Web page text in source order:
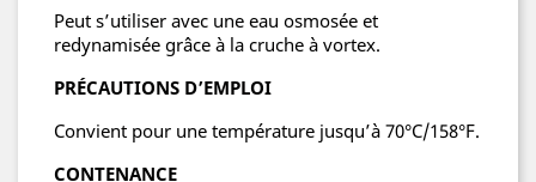
Peut s’utiliser avec une eau osmosée et
redynamisée grâce à la cruche à vortex.
PRÉCAUTIONS D’EMPLOI
Convient pour une température jusqu’à 70°C/158°F.
CONTENANCE